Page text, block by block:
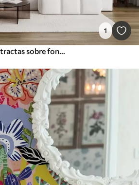
1
Amapolas blancas abstractas sobre fondo azul, imitación de pinceladas